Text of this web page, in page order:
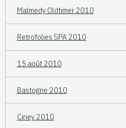
Malmedy Oldtimer 2010
Retrofolies SPA 2010
15 août 2010
Bastogne 2010
Ciney 2010